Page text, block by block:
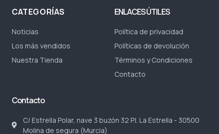
CATEGORÍAS
Noticias
Los más vendidos
Nuestra Tienda
ENLACES ÚTILES
Política de privacidad
Políticas de devolución
Términos y Condiciones
Contacto
Contacto
C/ Estrella Polar, nave 3 buzón 32 P.I. La Estrella - 30500
Molina de segura (Murcia)